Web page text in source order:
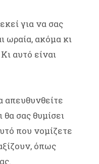
για να σας
ωραία, ακόμα κι
αυτό είναι
απευθυνθείτε
σας θυμίσει
που νομίζετε
όπως